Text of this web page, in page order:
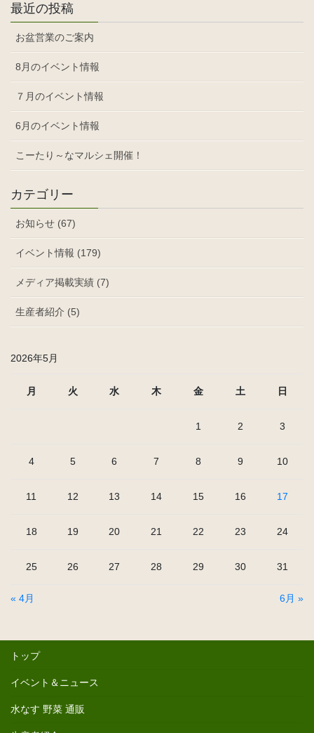
最近の投稿
お盆営業のご案内
8月のイベント情報
７月のイベント情報
6月のイベント情報
こーたり～なマルシェ開催！
カテゴリー
お知らせ (67)
イベント情報 (179)
メディア掲載実績 (7)
生産者紹介 (5)
2026年5月
月 火 水 木 金 土 日
1 2 3
4 5 6 7 8 9 10
11 12 13 14 15 16 17
18 19 20 21 22 23 24
25 26 27 28 29 30 31
« 4月 6月 »
トップ
イベント＆ニュース
水なす 野菜 通販